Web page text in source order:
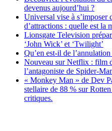
devenus aujourd’hui ?
Universal vise à s’imposer
d’attractions : quelle est la
Lionsgate Television
‘John Wick’ et ‘Twilight’
Qu’en est-il de
Nouveau sur Netflix : film
l’antagoniste de Spider-
« Monkey Man » de Dev
stellaire de 88 % sur
critiques.